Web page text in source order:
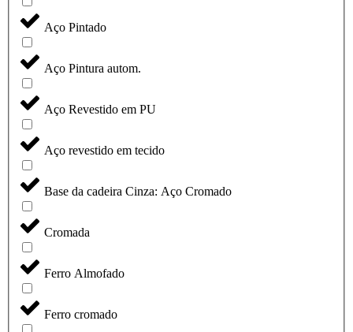
Aço Pintado
Aço Pintura autom.
Aço Revestido em PU
Aço revestido em tecido
Base da cadeira Cinza: Aço Cromado
Cromada
Ferro Almofado
Ferro cromado